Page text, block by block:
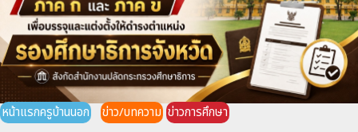
หน้าแรกครูบ้านนอก ข่าว/บทความ ข่าวการศึกษา